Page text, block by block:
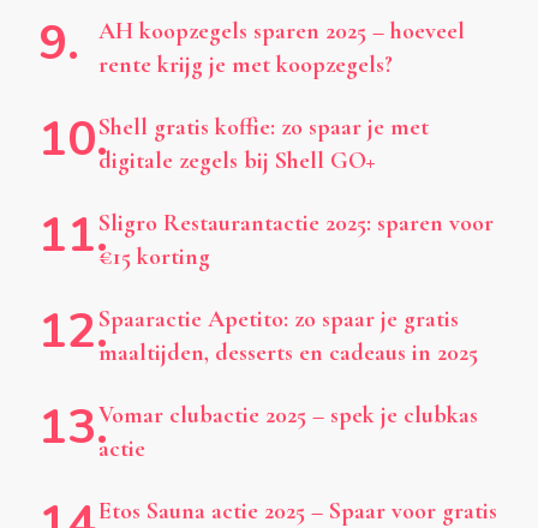
AH koopzegels sparen 2025 – hoeveel
rente krijg je met koopzegels?
Shell gratis koffie: zo spaar je met
digitale zegels bij Shell GO+
Sligro Restaurantactie 2025: sparen voor
€15 korting
Spaaractie Apetito: zo spaar je gratis
maaltijden, desserts en cadeaus in 2025
Vomar clubactie 2025 – spek je clubkas
actie
Etos Sauna actie 2025 – Spaar voor gratis